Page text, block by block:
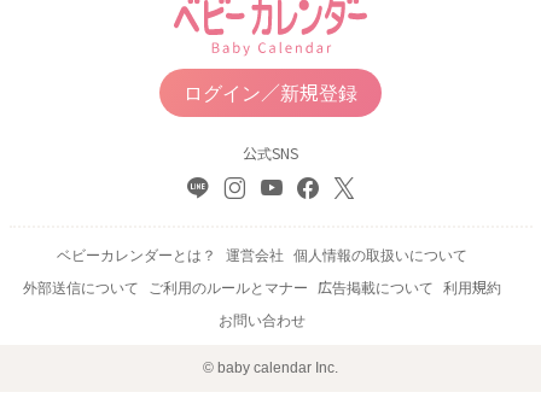
ログイン／新規登録
公式SNS
ベビーカレンダーとは？ 運営会社 個人情報の取扱いについて
外部送信について
ご利用のルールとマナー 広告掲載について 利用規約
お問い合わせ
© baby calendar Inc.